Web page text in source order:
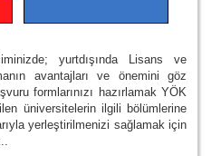
yurtdışında Lisans ve
avantajları ve önemini göz
formlarınızı hazırlamak YÖK
üniversitelerin ilgili bölümlerine
yerleştirilmenizi sağlamak için